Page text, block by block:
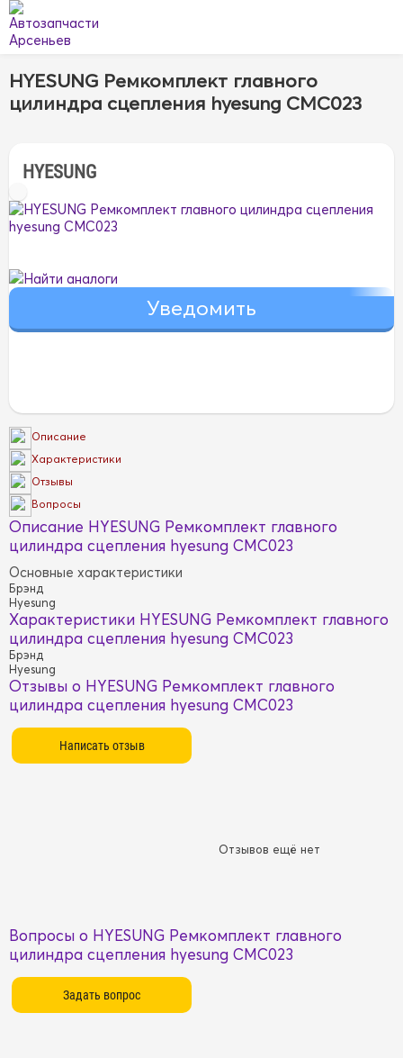
HYESUNG Ремкомплект главного
цилиндра сцепления hyesung CMC023
HYESUNG
Найти аналоги
Описание
Характеристики
Отзывы
Вопросы
Описание HYESUNG Ремкомплект главного
цилиндра сцепления hyesung CMC023
Основные характеристики
Брэнд
Hyesung
Характеристики HYESUNG Ремкомплект главного
цилиндра сцепления hyesung CMC023
Брэнд
Hyesung
Отзывы о HYESUNG Ремкомплект главного
цилиндра сцепления hyesung CMC023
Отзывов ещё нет
Вопросы о HYESUNG Ремкомплект главного
цилиндра сцепления hyesung CMC023